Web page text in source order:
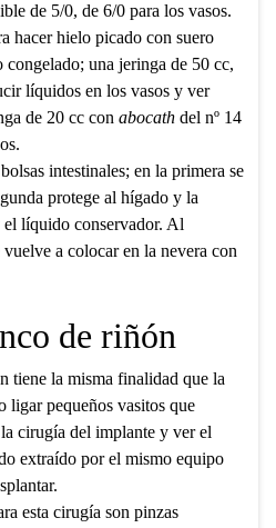
de 5/0, de 6/0 para los vasos.
hacer hielo picado con suero
una jeringa de 50 cc,
líquidos en los vasos y ver
de 20 cc con abocath del nº 14
intestinales; en la primera se
protege al hígado y la
líquido conservador. Al
a colocar en la nevera con
de riñón
tiene la misma finalidad que la
ligar pequeños vasitos que
cirugía del implante y ver el
extraído por el mismo equipo
esta cirugía son pinzas